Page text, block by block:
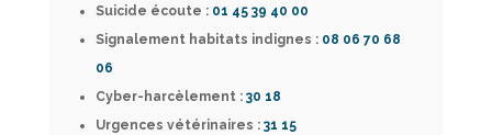
Suicide écoute : 01 45 39 40 00
Signalement habitats indignes : 08 06 70 68
06
Cyber-harcèlement: 30 18
Urgences vétérinaires : 31 15